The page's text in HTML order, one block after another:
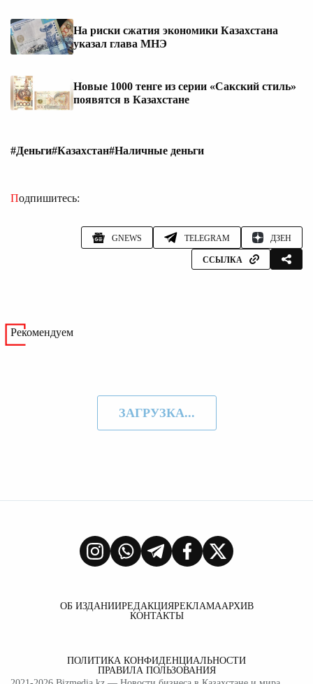
На риски сжатия экономики Казахстана
указал глава МНЭ
Новые 1000 тенге из серии «Сакский стиль»
появятся в Казахстане
#Деньги#Казахстан#Наличные деньги
Подпишитесь:
GNEWS TELEGRAM ДЗЕН
ССЫЛКА
Рекомендуем
ЗАГРУЗКА...
ОБ ИЗДАНИИРЕДАКЦИЯРЕКЛАМААРХИВ
КОНТАКТЫ
ПОЛИТИКА КОНФИДЕНЦИАЛЬНОСТИ
ПРАВИЛА ПОЛЬЗОВАНИЯ